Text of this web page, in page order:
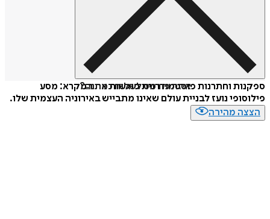
איזה פורמט לשלוח כמתנה?
ספקנות וחתרנות פוסטמודרנית פוגשות את המקרא: מסע
פילוסופי נועז לבניית עולם שאינו מתבייש באירוניה העצמית שלו.
הצצה מהירה